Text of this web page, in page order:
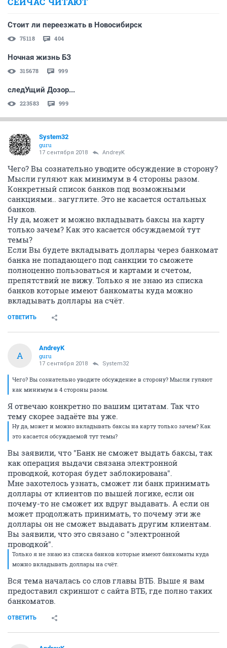
Стоит ли переезжать в Новосибирск
75118 404
Ночная жизнь БЗ
315678 999
следУщий Дозор...
223583 999
System32
guru
17 сентября 2018 AndreyK
Чего? Вы сознательно уводите обсуждение в сторону?
Мысли гуляют как минимум в 4 стороны разом.
Конкретный список банков под возможными
санкциями.. загуглите. Это не касается остальных
банков.
Ну да, может и можно вкладывать баксы на карту
только зачем? Как это касается обсуждаемой тут
темы?
Если Вы будете вкладывать доллары через банкомат
банка не попадающего под санкции то сможете
полноценно пользоваться и картами и счетом,
препятствий не вижу. Только я не знаю из списка
банков которые имеют банкоматы куда можно
вкладывать доллары на счёт.
ОТВЕТИТЬ
A
AndreyK
guru
17 сентября 2018 System32
Чего? Вы сознательно уводите обсуждение в сторону? Мысли гуляют
как минимум в 4 стороны разом.
Я отвечаю конкретно по вашим цитатам. Так что
тему скорее задаёте вы уже.
Ну да, может и можно вкладывать баксы на карту только зачем? Как
это касается обсуждаемой тут темы?
Вы заявили, что "Банк не сможет выдать баксы, так
как операция выдачи связана электронной
проводкой, которая будет заблокирована".
Мне захотелось узнать, сможет ли банк принимать
доллары от клиентов по вышей логике, если он
почему-то не сможет их вдруг выдавать. А если он
может продолжать принимать, то почему эти же
доллары он не сможет выдавать другим клиентам.
Вы заявили, что это связано с "электронной
проводкой".
Только я не знаю из списка банков которые имеют банкоматы куда
можно вкладывать доллары на счёт.
Вся тема началась со слов главы ВТБ. Выше я вам
предоставил скриншот с сайта ВТБ, где полно таких
банкоматов.
ОТВЕТИТЬ